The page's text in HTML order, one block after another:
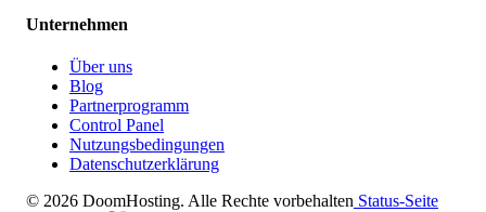
Unternehmen
Über uns
Blog
Partnerprogramm
Control Panel
Nutzungsbedingungen
Datenschutzerklärung
© 2026 DoomHosting. Alle Rechte vorbehalten Status-Seite